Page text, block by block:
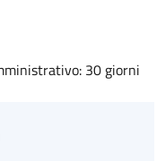
30 giorni